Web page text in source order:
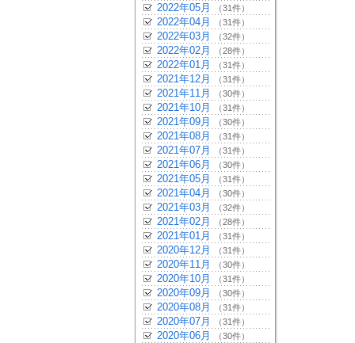
2022年05月 （31件）
2022年04月 （31件）
2022年03月 （32件）
2022年02月 （28件）
2022年01月 （31件）
2021年12月 （31件）
2021年11月 （30件）
2021年10月 （31件）
2021年09月 （30件）
2021年08月 （31件）
2021年07月 （31件）
2021年06月 （30件）
2021年05月 （31件）
2021年04月 （30件）
2021年03月 （32件）
2021年02月 （28件）
2021年01月 （31件）
2020年12月 （31件）
2020年11月 （30件）
2020年10月 （31件）
2020年09月 （30件）
2020年08月 （31件）
2020年07月 （31件）
2020年06月 （30件）